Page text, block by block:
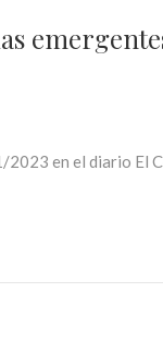
en el diario El